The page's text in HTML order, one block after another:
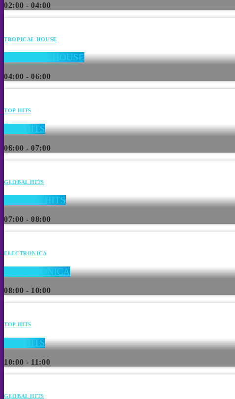
02:00 - 04:00
TROPICAL HOUSE
TROPICAL HOUSE
04:00 - 06:00
TOP HITS
TOP HITS
06:00 - 07:00
GLOBAL HITS
GLOBAL HITS
07:00 - 08:00
ELECTRONICA
ELECTRÓNICA
08:00 - 10:00
TOP HITS
TOP HITS
10:00 - 11:00
GLOBAL HITS